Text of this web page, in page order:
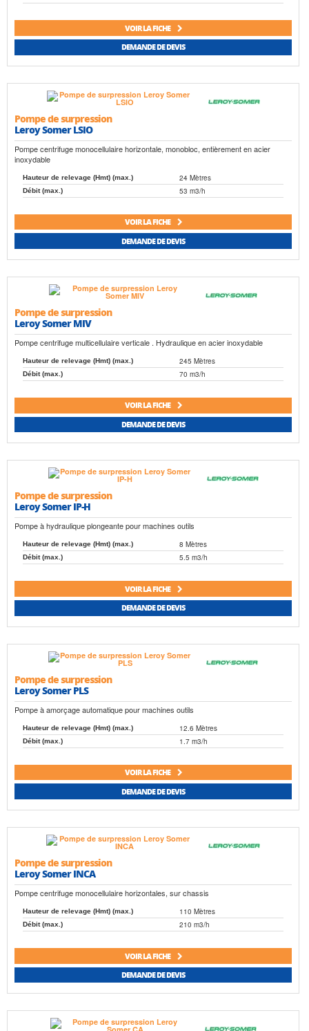
VOIR LA FICHE
DEMANDE DE DEVIS
Pompe de surpression
Leroy Somer LSIO
Pompe centrifuge monocellulaire horizontale, monobloc, entièrement en acier
inoxydable
Hauteur de relevage (Hmt) (max.) 24 Mètres
Débit (max.) 53 m3/h
VOIR LA FICHE
DEMANDE DE DEVIS
Pompe de surpression
Leroy Somer MIV
Pompe centrifuge multicellulaire verticale . Hydraulique en acier inoxydable
Hauteur de relevage (Hmt) (max.) 245 Mètres
Débit (max.) 70 m3/h
VOIR LA FICHE
DEMANDE DE DEVIS
Pompe de surpression
Leroy Somer IP-H
Pompe à hydraulique plongeante pour machines outils
Hauteur de relevage (Hmt) (max.) 8 Mètres
Débit (max.) 5.5 m3/h
VOIR LA FICHE
DEMANDE DE DEVIS
Pompe de surpression
Leroy Somer PLS
Pompe à amorçage automatique pour machines outils
Hauteur de relevage (Hmt) (max.) 12.6 Mètres
Débit (max.) 1.7 m3/h
VOIR LA FICHE
DEMANDE DE DEVIS
Pompe de surpression
Leroy Somer INCA
Pompe centrifuge monocellulaire horizontales, sur chassis
Hauteur de relevage (Hmt) (max.) 110 Mètres
Débit (max.) 210 m3/h
VOIR LA FICHE
DEMANDE DE DEVIS